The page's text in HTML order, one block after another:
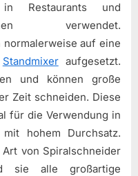
Restaurants und
verwendet.
auf eine
Standmixeraufgesetzt.
und können große
Zeit schneiden. Diese
für die Verwendung in
hohem Durchsatz.
von Spiralschneider
sie alle großartige